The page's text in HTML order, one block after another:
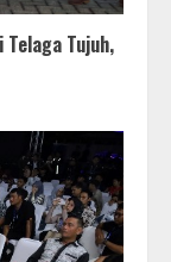
Telaga Tujuh,